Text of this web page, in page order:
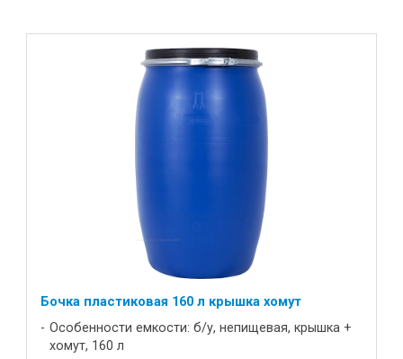
Бочка пластиковая 160 л крышка хомут
Особенности емкости: б/у, непищевая, крышка +
хомут, 160 л